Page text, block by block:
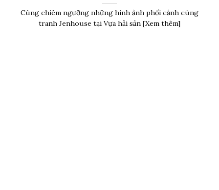
Cùng chiêm ngưỡng những hình ảnh phối cảnh cùng
tranh Jenhouse tại Vựa hải sản [Xem thêm]